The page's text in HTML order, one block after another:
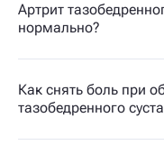
Артрит
нормально?
Как снять боль при
тазобедренного